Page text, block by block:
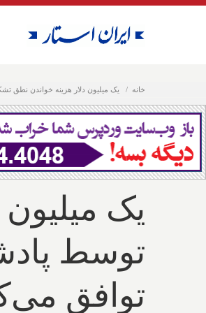
خانه یک میلیون دلار هزینه خواندن نطق
یک
توسط
توافق